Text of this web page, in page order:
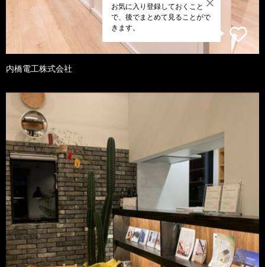
お気に入り登録しておくこと
で、後でまとめて見ることがで
きます。
内橋電工株式会社